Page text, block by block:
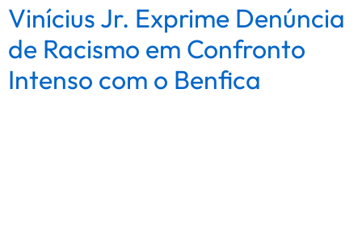
Vinícius Jr. Exprime Denúncia
de Racismo em Confronto
Intenso com o Benfica